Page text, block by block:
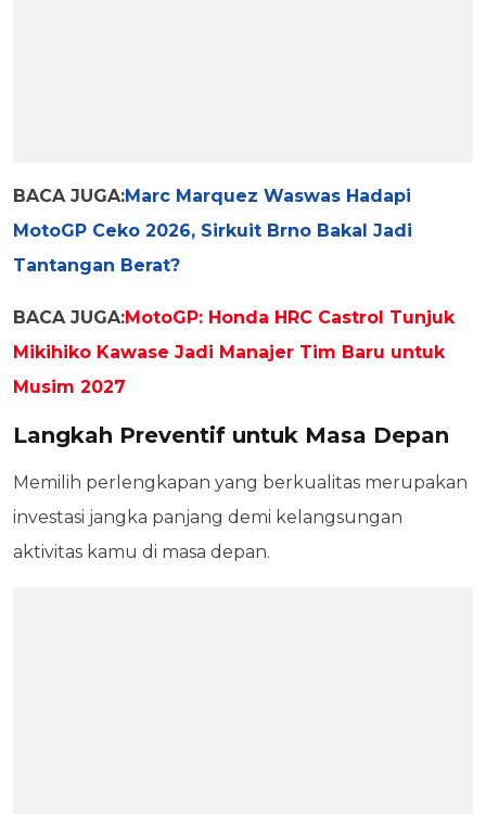
BACA JUGA:Marc Marquez Waswas Hadapi
MotoGP Ceko 2026, Sirkuit Brno Bakal Jadi
Tantangan Berat?
BACA JUGA:MotoGP: Honda HRC Castrol Tunjuk
Mikihiko Kawase Jadi Manajer Tim Baru untuk
Musim 2027
Langkah Preventif untuk Masa Depan
Memilih perlengkapan yang berkualitas merupakan
investasi jangka panjang demi kelangsungan
aktivitas kamu di masa depan.